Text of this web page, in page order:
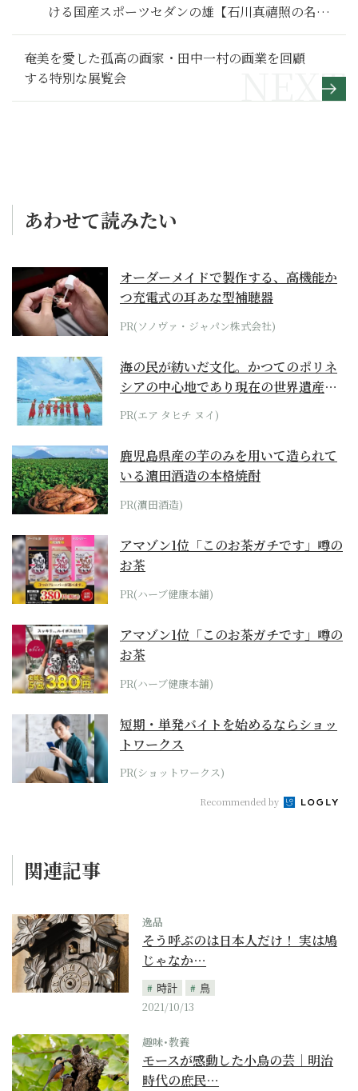
ける国産スポーツセダンの雄【石川真禧照の名車
を利く】
奄美を愛した孤高の画家・田中一村の画業を回顧
する特別な展覧会
あわせて読みたい
オーダーメイドで製作する、高機能か
つ充電式の耳あな型補聴器
PR(ソノヴァ・ジャパン株式会社)
海の民が紡いだ文化。かつてのポリネ
シアの中心地であり現在の世界遺産か
らみえてくる...
PR(エア タヒチ ヌイ)
鹿児島県産の芋のみを用いて造られて
いる濵田酒造の本格焼酎
PR(濵田酒造)
アマゾン1位「このお茶ガチです」噂の
お茶
PR(ハーブ健康本舗)
アマゾン1位「このお茶ガチです」噂の
お茶
PR(ハーブ健康本舗)
短期・単発バイトを始めるならショッ
トワークス
PR(ショットワークス)
Recommended by
関連記事
逸品
そう呼ぶのは日本人だけ！ 実は鳩
じゃなか…
時計
鳥
2021/10/13
趣味･教養
モースが感動した小鳥の芸｜明治
時代の庶民…